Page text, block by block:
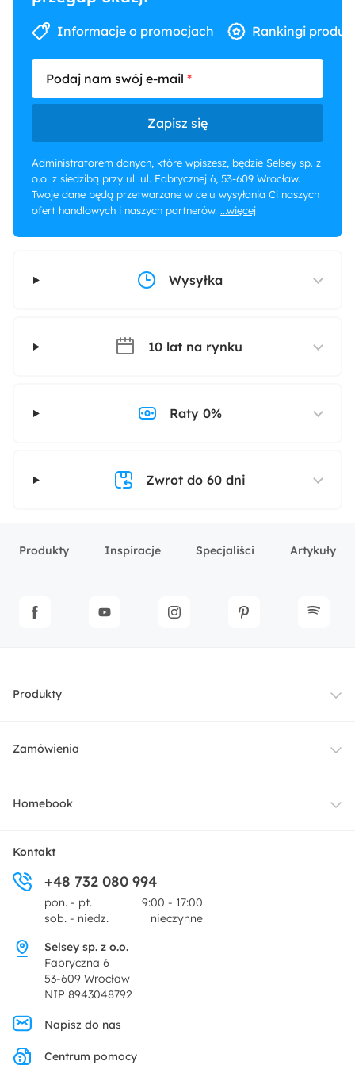
Informacje o promocjach Rankingi
Podaj nam swój e-mail
Zapisz się
Administratorem danych, które wpiszesz, będzie Selsey sp. z
o.o. z siedzibą przy ul. ul. Fabrycznej 6, 53-609 Wrocław.
Twoje dane będą przetwarzane w celu wysyłania Ci naszych
ofert handlowych i naszych partnerów. ...więcej
Wysyłka
10 lat na rynku
Raty 0%
Zwrot do 60 dni
Produkty Inspiracje Specjaliści Artykuły
Produkty
Meble
Dekoracje i akcesoria
Promocje
Zamówienia
Dostawa
Zwroty
Pytania i odpowiedzi
Homebook
O nas
Centrum prasowe
Regulamin
Polityka prywatności
Ustawienia prywatności
Kontakt
+48 732 080 994
pon. - pt.
9:00 - 17:00
sob. - niedz.
nieczynne
Selsey sp. z o.o.
Fabryczna 6
53-609 Wrocław
NIP 8943048792
Napisz do nas
Centrum pomocy